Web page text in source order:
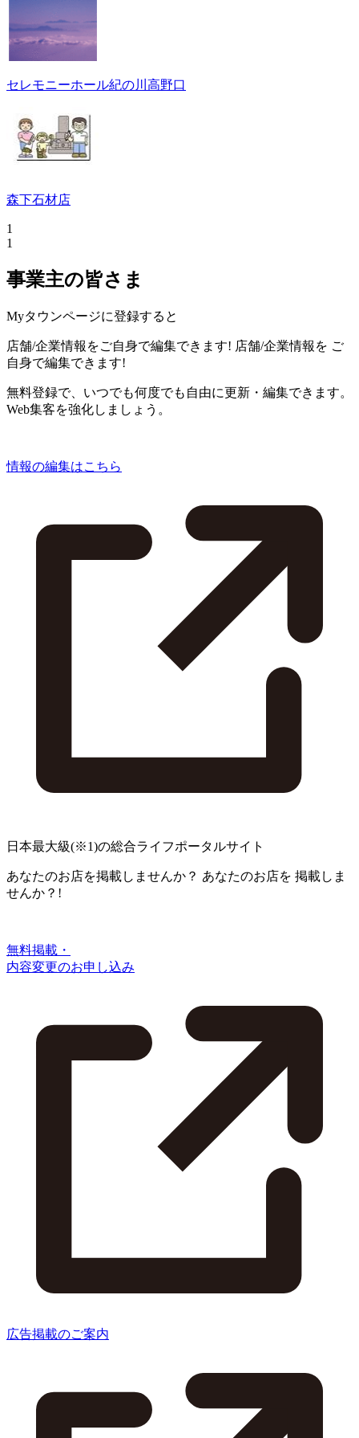
セレモニーホール紀の川高野口
森下石材店
1
1
事業主の皆さま
Myタウンページに登録すると
店舗/企業情報をご自身で編集できます! 店舗/企業情報を ご
自身で編集できます!
無料登録で、いつでも何度でも自由に更新・編集できます。
Web集客を強化しましょう。
情報の編集はこちら
日本最大級(※1)の総合ライフポータルサイト
あなたのお店を掲載しませんか？ あなたのお店を 掲載しま
せんか？!
無料掲載・
内容変更のお申し込み
広告掲載のご案内